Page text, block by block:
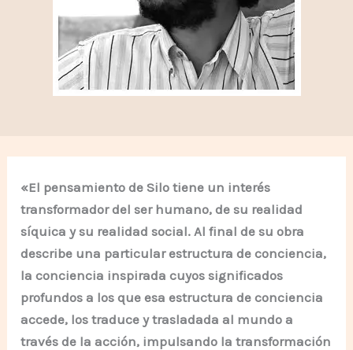
«El pensamiento de Silo tiene un interés
transformador del ser humano, de su realidad
síquica y su realidad social. Al final de su obra
describe una particular estructura de conciencia,
la conciencia inspirada cuyos significados
profundos a los que esa estructura de conciencia
accede, los traduce y trasladada al mundo a
través de la acción, impulsando la transformación